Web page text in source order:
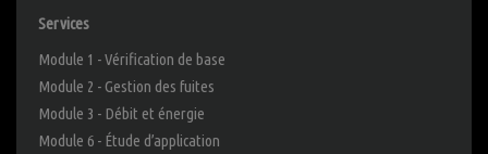
Services
Module 1 - Vérification de base
Module 2 - Gestion des fuites
Module 3 - Débit et énergie
Module 6 - Étude d’application